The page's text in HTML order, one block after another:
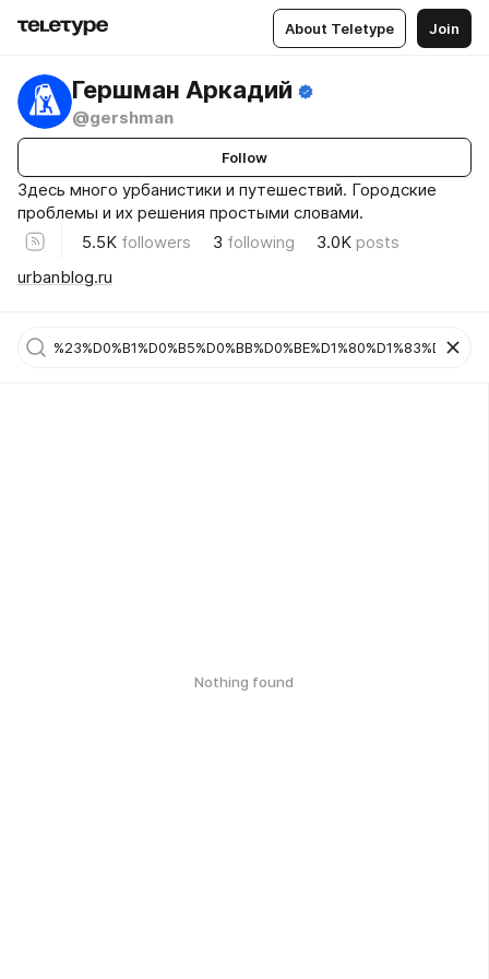
About Teletype Join
Гершман Аркадий
@gershman
Follow
Здесь много урбанистики и путешествий. Городские
проблемы и их решения простыми словами.
5.5K followers 3 following 3.0K posts
urbanblog.ru
Nothing found